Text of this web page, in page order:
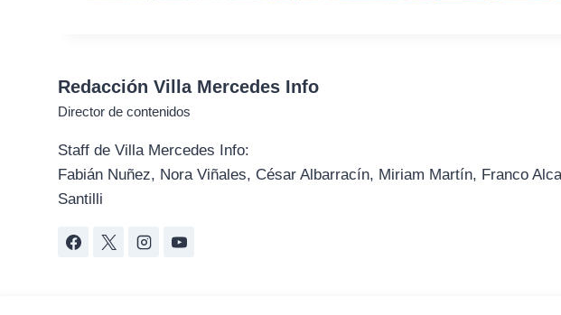
Redacción Villa Mercedes Info
Director de contenidos
Staff de Villa Mercedes Info:
Fabián Nuñez, Nora Viñales, César Albarracín, Miriam Martín, Franco
Santilli